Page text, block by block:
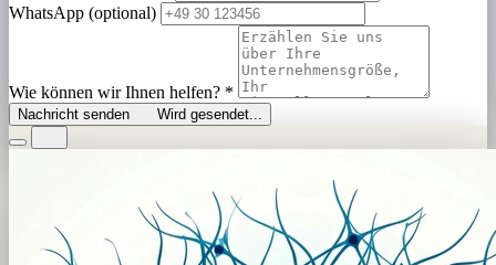
WhatsApp (optional)
Wie können wir Ihnen helfen? *
Nachricht senden Wird gesendet...